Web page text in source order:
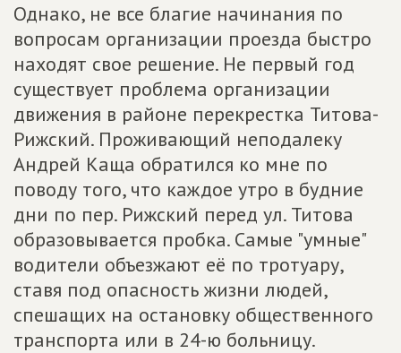
Однако, не все благие начинания по
вопросам организации проезда быстро
находят свое решение. Не первый год
существует проблема организации
движения в районе перекрестка Титова-
Рижский. Проживающий неподалеку
Андрей Каща обратился ко мне по
поводу того, что каждое утро в будние
дни по пер. Рижский перед ул. Титова
образовывается пробка. Самые "умные"
водители объезжают её по тротуару,
ставя под опасность жизни людей,
спешащих на остановку общественного
транспорта или в 24-ю больницу.